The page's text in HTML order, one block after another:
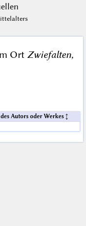
Ort Zwiefalten,
Autors oder Werkes